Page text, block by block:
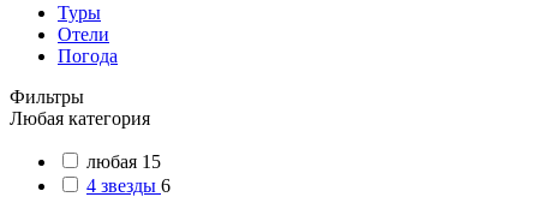
Туры
Отели
Погода
Фильтры
Любая категория
любая 15
4 звезды 6